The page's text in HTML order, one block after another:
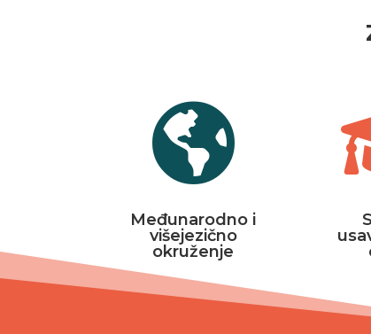

Međunarodno i
višejezično
okruženje